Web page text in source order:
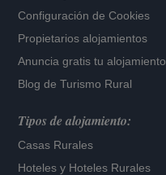
Configuración de Cookies
Propietarios alojamientos
Anuncia gratis tu alojamiento
Blog de Turismo Rural
Tipos de alojamiento:
Casas Rurales
Hoteles y Hoteles Rurales